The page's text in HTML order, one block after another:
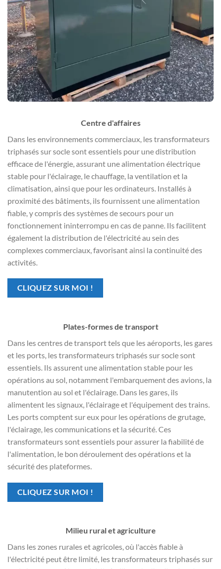
Centre d'affaires
Dans les environnements commerciaux, les transformateurs
triphasés sur socle sont essentiels pour une distribution
efficace de l'énergie, assurant une alimentation électrique
stable pour l'éclairage, le chauffage, la ventilation et la
climatisation, ainsi que pour les ordinateurs. Installés à
proximité des bâtiments, ils fournissent une alimentation
fiable, y compris des systèmes de secours pour un
fonctionnement ininterrompu en cas de panne. Ils facilitent
également la distribution de l'électricité au sein des
complexes commerciaux, favorisant ainsi la continuité des
activités.
CLIQUEZ SUR MOI !
Plates-formes de transport
Dans les centres de transport tels que les aéroports, les gares
et les ports, les transformateurs triphasés sur socle sont
essentiels. Ils assurent une alimentation stable pour les
opérations au sol, notamment l'embarquement des avions, la
manutention au sol et l'éclairage. Dans les gares, ils
alimentent les signaux, l'éclairage et l'équipement des trains.
Les ports comptent sur eux pour les opérations de grutage,
l'éclairage, les communications et la sécurité. Ces
transformateurs sont essentiels pour assurer la fiabilité de
l'alimentation, le bon déroulement des opérations et la
sécurité des plateformes.
CLIQUEZ SUR MOI !
Milieu rural et agriculture
Dans les zones rurales et agricoles, où l'accès fiable à
l'électricité peut être limité, les transformateurs triphasés sur